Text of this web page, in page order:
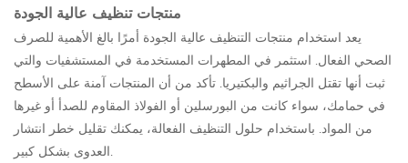
منتجات تنظيف عالية الجودة
يعد استخدام منتجات التنظيف عالية الجودة أمرًا بالغ الأهمية للصرف
الصحي الفعال. استثمر في المطهرات المستخدمة في المستشفيات والتي
ثبت أنها تقتل الجراثيم والبكتيريا. تأكد من أن المنتجات آمنة على الأسطح
في حمامك، سواء كانت من البورسلين أو الفولاذ المقاوم للصدأ أو غيرها
من المواد. باستخدام حلول التنظيف الفعالة، يمكنك تقليل خطر انتشار
العدوى بشكل كبير.